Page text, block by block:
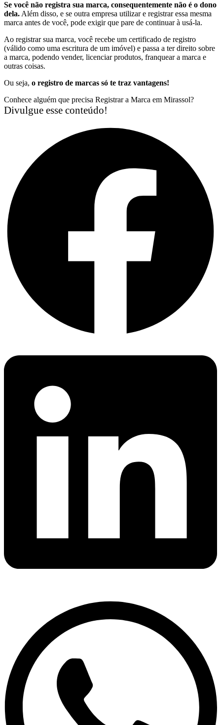
Se você não registra sua marca, consequentemente não é o dono
dela. Além disso, e se outra empresa utilizar e registrar essa mesma
marca antes de você, pode exigir que pare de continuar à usá-la.
Ao registrar sua marca, você recebe um certificado de registro
(válido como uma escritura de um imóvel) e passa a ter direito sobre
a marca, podendo vender, licenciar produtos, franquear a marca e
outras coisas.
Ou seja, o registro de marcas só te traz vantagens!
Conhece alguém que precisa Registrar a Marca em Mirassol?
Divulgue esse conteúdo!